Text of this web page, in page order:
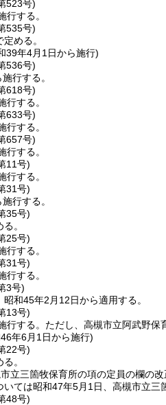
523号)
行する。
535号)
める。
39年4月1日から施行)
536号)
行する。
618号)
行する。
633号)
行する。
657号)
行する。
11号)
行する。
31号)
行する。
35号)
。
25号)
行する。
31号)
行する。
3号)
和45年2月12日から適用する。
13号)
行する。 ただし、高槻市立阿武野保
年6月1日から施行)
22号)
。
立三箇牧保育所の項の定員の欄の
ては昭和47年5月1日、高槻市立
48号)